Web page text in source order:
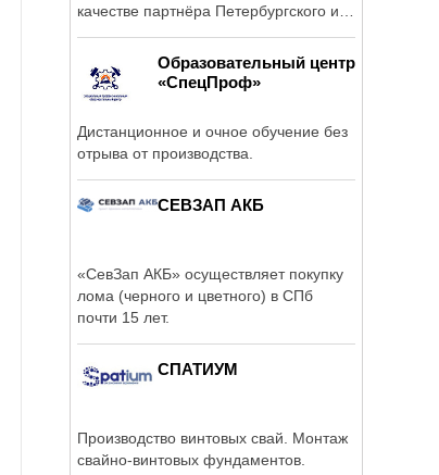
качестве партнёра Петербургского и
Образовательный центр
«СпецПроф»
Дистанционное и очное обучение без
отрыва от производства.
СЕВЗАП АКБ
«СевЗап АКБ» осуществляет покупку
лома (черного и цветного) в СПб
почти 15 лет.
СПАТИУМ
Производство винтовых свай. Монтаж
свайно-винтовых фундаментов.